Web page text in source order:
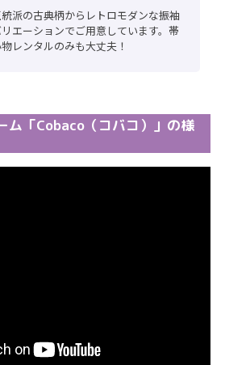
派の古典柄からレトロモダンな振袖
エーションでご用意しています。帯
レンタルのみも大丈夫！
ム「Cobaco（コバコ）」の様